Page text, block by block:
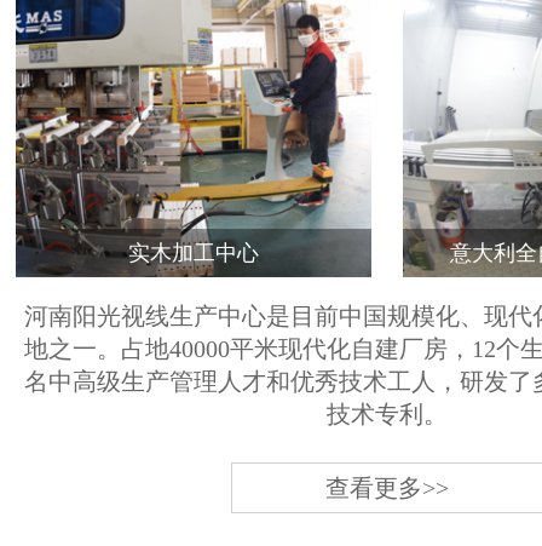
实木加工中心 意大利
河南阳光视线生产中心是目前中国规模化、现代
地之一。占地40000平米现代化自建厂房，12个
名中高级生产管理人才和优秀技术工人，研发了
技术专利。
查看更多>>